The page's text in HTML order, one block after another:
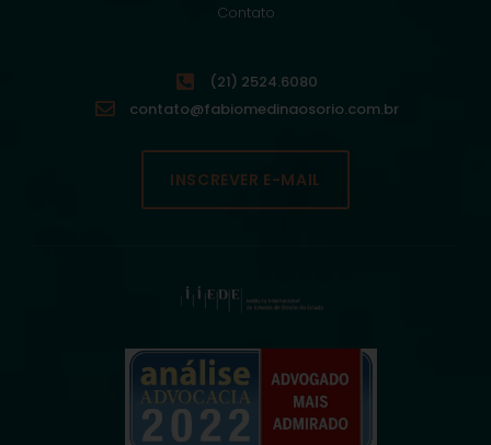
Contato
(21) 2524.6080
contato@fabiomedinaosorio.com.br
INSCREVER E-MAIL